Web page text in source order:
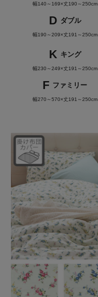
幅140～169×丈190～250cm
D ダブル
幅190～209×丈191～250cm
K キング
幅230～249×丈191～250cm
F ファミリー
幅270～570×丈191～250cm